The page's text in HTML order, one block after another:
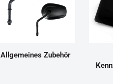
Allgemeines Zubehör